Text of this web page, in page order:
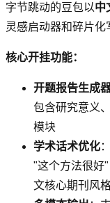
字节跳动的豆包以中
灵感启动器和碎片化
核心开挂功能：
开题报告生成
包含研究意义
模块
学术话术优化
"这个方法很好
文核心期刊风